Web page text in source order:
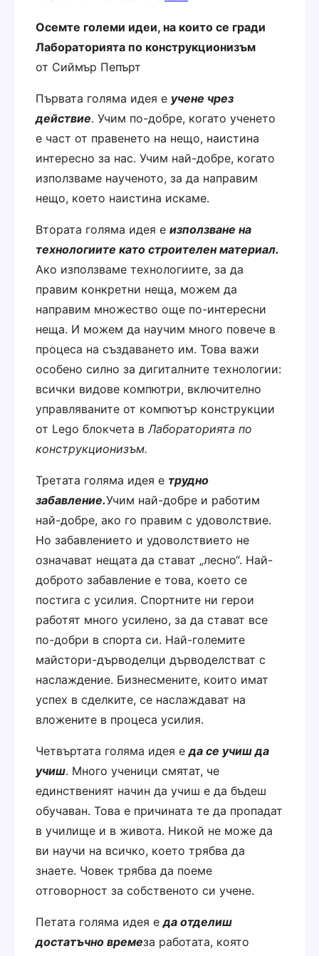
Осемте големи идеи, на които се гради
Лабораторията по конструкционизъм
от Сиймър Пепърт
Първата голяма идея е учене чрез
действие. Учим по-добре, когато ученето
е част от правенето на нещо, наистина
интересно за нас. Учим най-добре, когато
използваме наученото, за да направим
нещо, което наистина искаме.
Втората голяма идея е използване на
технологиите като строителен материал.
Ако използваме технологиите, за да
правим конкретни неща, можем да
направим множество още по-интересни
неща. И можем да научим много повече в
процеса на създаването им. Това важи
особено силно за дигиталните технологии:
всички видове компютри, включително
управляваните от компютър конструкции
от Lego блокчета в Лабораторията по
конструкционизъм.
Третата голяма идея е трудно
забавление.Учим най-добре и работим
най-добре, ако го правим с удоволствие.
Но забавлението и удоволствието не
означават нещата да стават „лесно“. Най-
доброто забавление е това, което се
постига с усилия. Спортните ни герои
работят много усилено, за да стават все
по-добри в спорта си. Най-големите
майстори-дърводелци дърводелстват с
наслаждение. Бизнесмените, които имат
успех в сделките, се наслаждават на
вложените в процеса усилия.
Четвъртата голяма идея еда се учиш да
учиш. Много ученици смятат, че
единственият начин да учиш е да бъдеш
обучаван. Това е причината те да пропадат
в училище и в живота. Никой не може да
ви научи на всичко, което трябва да
знаете. Човек трябва да поеме
отговорност за собственото си учене.
Петата голяма идея еда отделиш
достатъчно времеза работата, която